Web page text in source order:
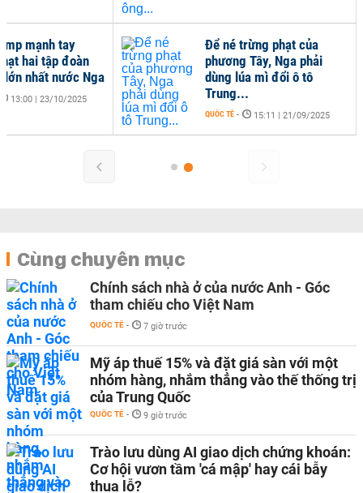
mạnh tay
hai tập đoàn
lớn nhất nước Nga
13:00 | 23/10/2025
Để né trừng phạt của
phương Tây, Nga phải
dùng lúa mì đổi ô tô
Trung...
QUỐC TẾ - 15:11 | 21/09/2025
Cùng chuyên mục
Chính sách nhà ở của nước Anh - Góc
tham chiếu cho Việt Nam
QUỐC TẾ - 7 giờ trước
Mỹ áp thuế 15% và đặt giá sàn với một
nhóm hàng, nhắm thẳng vào thế thống trị
của Trung Quốc
QUỐC TẾ - 9 giờ trước
Trào lưu dùng AI giao dịch chứng khoán:
Cơ hội vươn tầm 'cá mập' hay cái bẫy
thua lỗ?